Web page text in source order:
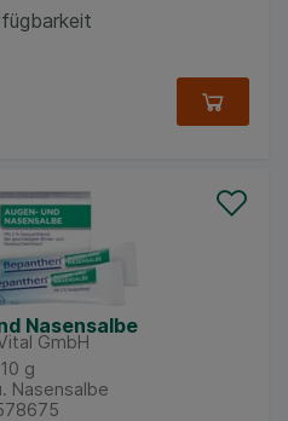
Nasensalbe
GmbH
10 g
Nasensalbe